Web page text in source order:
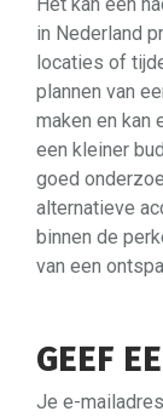
in Nederland
locaties of
plannen van
maken en kan
een kleiner
goed
alternatieve
binnen de
van een
GEEF
Je e-